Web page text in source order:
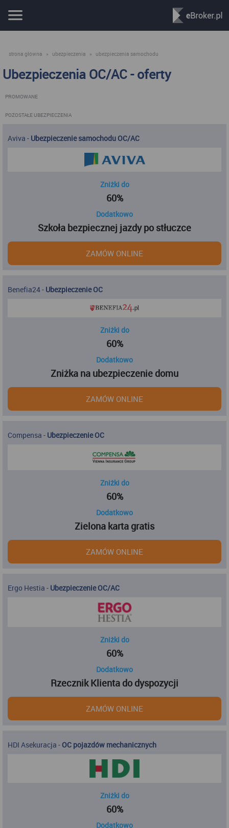
strona główna » ubezpieczenia » ubezpieczenia samochodu
Ubezpieczenia OC/AC - oferty
PROMOWANE
POZOSTAŁE UBEZPIECZENIA
Aviva - Ubezpieczenie samochodu OC/AC
Zniżki do
60%
Dodatkowo
Szkoła bezpiecznej jazdy po stłuczce
ZAMÓW ONLINE
Benefia24- Ubezpieczenie OC
Zniżki do
60%
Dodatkowo
Zniżka na ubezpieczenie domu
ZAMÓW ONLINE
Compensa - Ubezpieczenie OC
Zniżki do
60%
Dodatkowo
Zielona karta gratis
ZAMÓW ONLINE
Ergo Hestia - Ubezpieczenie OC/AC
Zniżki do
60%
Dodatkowo
Rzecznik Klienta do dyspozycji
ZAMÓW ONLINE
HDI Asekuracja -OC pojazdów mechanicznych
Zniżki do
60%
Dodatkowo